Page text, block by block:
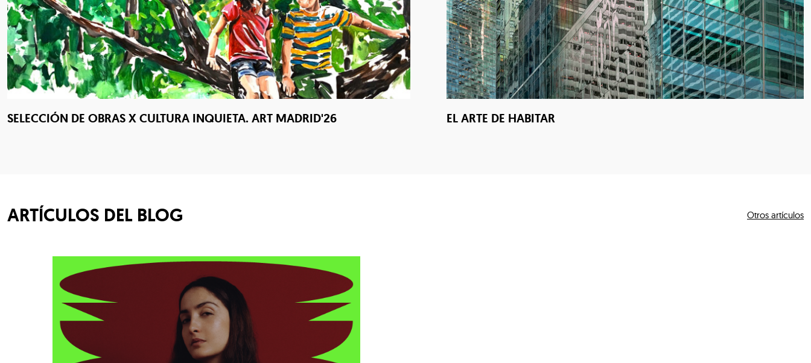
SELECCIÓN DE OBRAS X CULTURA INQUIETA. ART MADRID'26 EL ARTE DE HABITAR
ARTÍCULOS DEL BLOG Otros artículos